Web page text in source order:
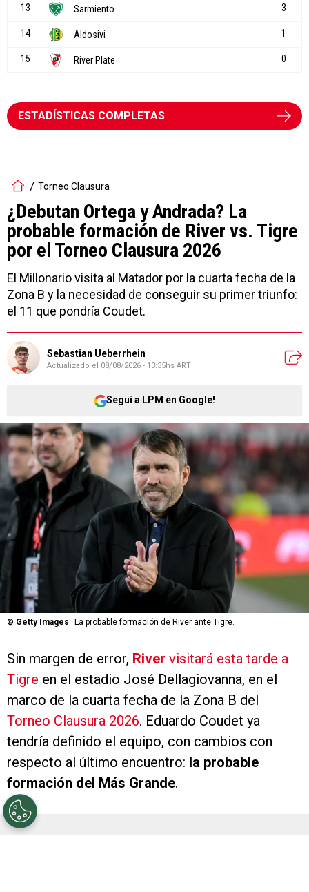
ESTADÍSTICAS COMPLETAS
Torneo Clausura
¿Debutan Ortega y Andrada? La
probable formación de River vs. Tigre
por el Torneo Clausura 2026
El Millonario visita al Matador por la cuarta fecha de la
Zona B y la necesidad de conseguir su primer triunfo:
el 11 que pondría Coudet.
Sebastian Ueberrhein
Actualizado el 08/08/2026 - 13:35hs ART
Seguí a LPM en Google!
© Getty Images La probable formación de River ante Tigre.
Sin margen de error, River visitará esta tarde a
Tigre en el estadio José Dellagiovanna, en el
marco de la cuarta fecha de la Zona B del
Torneo Clausura 2026. Eduardo Coudet ya
tendría definido el equipo, con cambios con
respecto al último encuentro: la probable
formación del Más Grande.